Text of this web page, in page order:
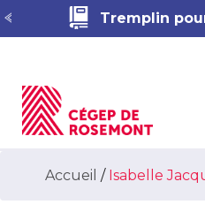
Tremplin
Accueil / Isabelle